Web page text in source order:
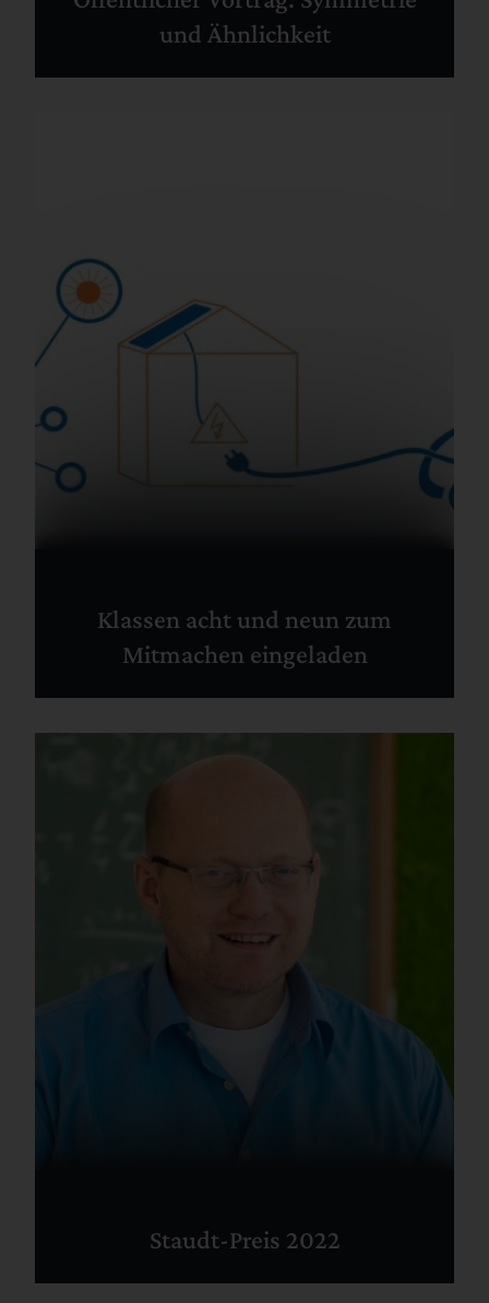
und Ähnlichkeit
Klassen acht und neun zum
Mitmachen eingeladen
Staudt-Preis 2022